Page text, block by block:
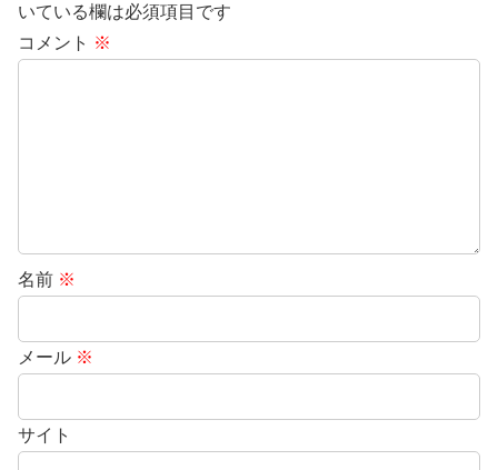
いている欄は必須項目です
コメント ※
名前 ※
メール ※
サイト